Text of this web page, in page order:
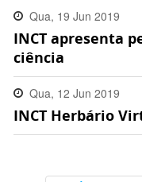
Qua, 19 Jun 2019
18:50:00 -0300
INCT apresenta
ciência
Qua, 12 Jun 2019
18:24:00 -0300
INCT Herbário